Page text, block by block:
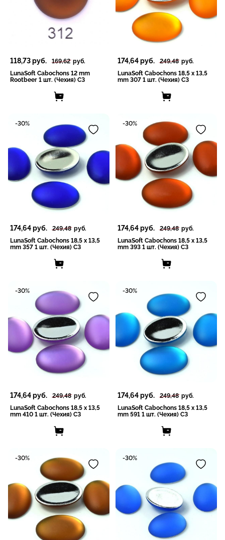
118,73руб. 169,62 руб.
LunaSoft Cabochons 12 mm
Rootbeer 1 шт. (Чехия) СЗ
174,64руб. 249,48 руб.
LunaSoft Cabochons 18,5 x 13,5
mm 307 1 шт. (Чехия) СЗ
174,64руб. 249,48 руб.
LunaSoft Cabochons 18,5 x 13,5
mm 357 1 шт. (Чехия) СЗ
-30%
174,64руб. 249,48 руб.
LunaSoft Cabochons 18,5 x 13,5
mm 393 1 шт. (Чехия) СЗ
-30%
174,64руб. 249,48 руб.
LunaSoft Cabochons 18,5 x 13,5
mm 410 1 шт. (Чехия) СЗ
-30%
174,64руб. 249,48 руб.
LunaSoft Cabochons 18,5 x 13,5
mm 591 1 шт. (Чехия) СЗ
-30%
-30% -30%